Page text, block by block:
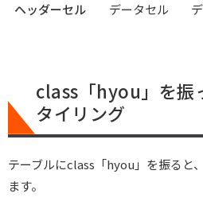
ヘッダーセル
データセル
class「hyou」を振
タイリング
テーブルにclass「hyou」を振ると
ます。